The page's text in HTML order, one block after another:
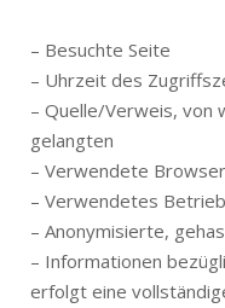
– Besuchte Seite
– Uhrzeit des
– Quelle/Verweis, von
gelangten
– Verwendete Browser
– Verwendetes
– Anonymisierte,
– Informationen
erfolgt eine